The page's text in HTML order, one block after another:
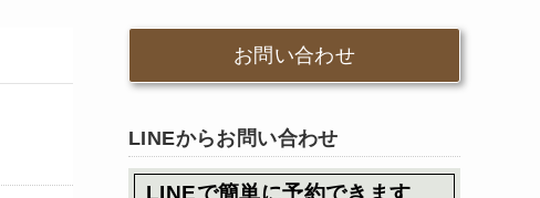
お問い合わせ
LINEからお問い合わせ
LINEで簡単に予約できます